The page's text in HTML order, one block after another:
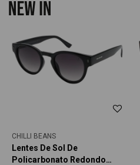
CHILLI BEANS
Lentes De Sol De
Policarbonato Redondo